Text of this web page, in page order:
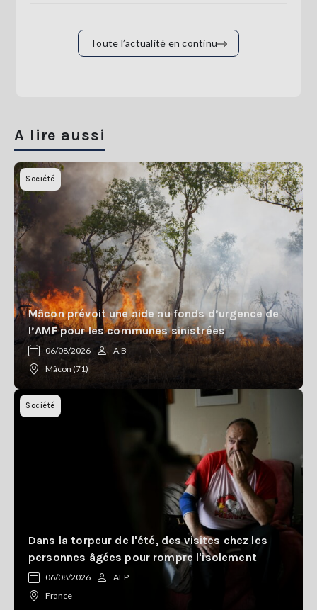
Toute l’actualité en continu
A lire aussi
Société
Mâcon prévoit une aide au fonds d’urgence de
l’AMF pour les communes sinistrées
06/08/2026
A.B
Mâcon (71)
Société
Dans la torpeur de l'été, des visites chez les
personnes âgées pour rompre l'isolement
06/08/2026
AFP
France